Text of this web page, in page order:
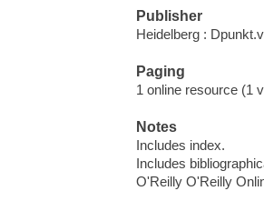
Publisher
Heidelberg :
Paging
1 online resource (1
Notes
Includes index.
Includes
O'Reilly O'Reilly